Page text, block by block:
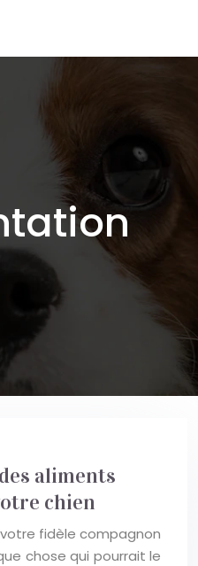
aliments
chien
fidèle compagnon
chose qui pourrait le